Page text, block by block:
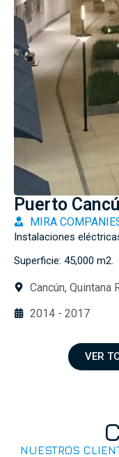
Puerto
MIRA
Instalaciones
Superficie: 45,000 m2.
Cancún, Quintana
2014 - 2017
VER
NUESTROS